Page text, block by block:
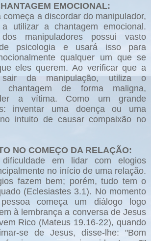
EMOCIONAL:
começa a discordar do manipulador,
utilizar a chantagem emocional.
manipuladores possui vasto
de psicologia e usará isso para
qualquer um que se
eles querem. Ao verificar que a
da manipulação, utiliza o
chantagem de forma maligna,
a vítima. Como um grande
inventar uma doença ou uma
intuito de causar compaixão no
NO COMEÇO DA RELAÇÃO:
dificuldade em lidar com elogios
no início de uma relação.
fazem bem; porém, tudo tem o
(Eclesiastes 3.1). No momento
começa um diálogo logo
à lembrança a conversa de Jesus
Rico (Mateus 19.16-22), quando
se de Jesus, disse-lhe: "Bom